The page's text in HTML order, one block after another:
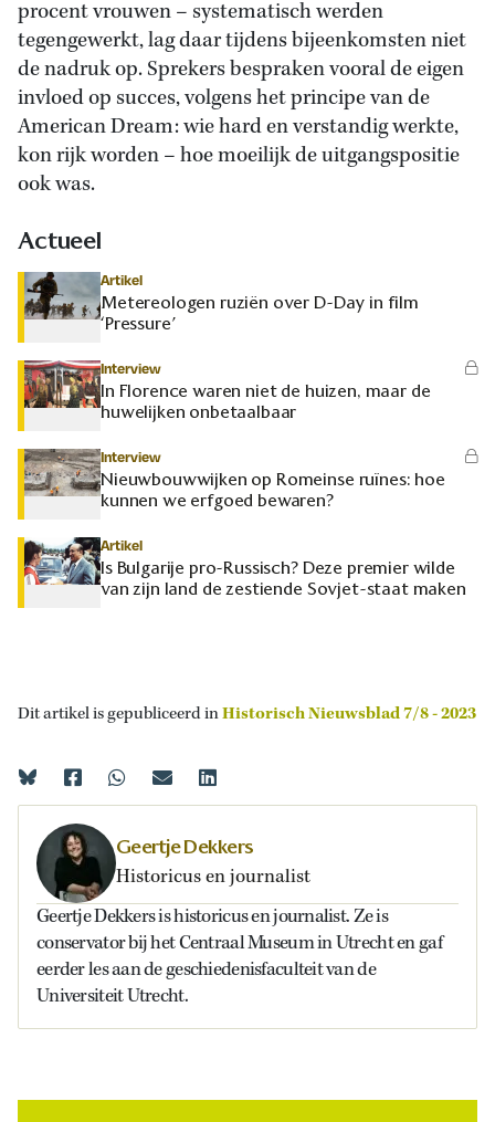
procent vrouwen – systematisch werden
tegengewerkt, lag daar tijdens bijeenkomsten niet
de nadruk op. Sprekers bespraken vooral de eigen
invloed op succes, volgens het principe van de
American Dream: wie hard en verstandig werkte,
kon rijk worden – hoe moeilijk de uitgangspositie
ook was.
Actueel
Artikel
Metereologen ruziën over D-Day in film
‘Pressure’
Interview
In Florence waren niet de huizen, maar de
huwelijken onbetaalbaar
Interview
Nieuwbouwwijken op Romeinse ruïnes: hoe
kunnen we erfgoed bewaren?
Artikel
Is Bulgarije pro-Russisch? Deze premier wilde
van zijn land de zestiende Sovjet-staat maken
Dit artikel is gepubliceerd inHistorisch Nieuwsblad 7/8 - 2023
Geertje Dekkers
Historicus en journalist
Geertje Dekkers is historicus en journalist. Ze is
conservator bij het Centraal Museum in Utrecht en gaf
eerder les aan de geschiedenisfaculteit van de
Universiteit Utrecht.